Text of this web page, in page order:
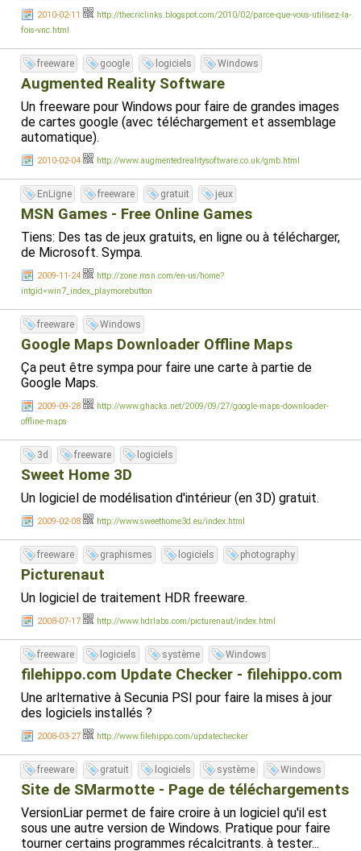
2010-02-11
http://thecriclinks.blogspot.com/2010/02/parce-que-vous-utilisez-la-
fois-vnc.html
freeware google logiciels Windows
Augmented Reality Software
Un freeware pour Windows pour faire de grandes images
de cartes google (avec téléchargement et assemblage
automatique).
2010-02-04 http://www.augmentedrealitysoftware.co.uk/gmb.html
EnLigne freeware gratuit jeux
MSN Games - Free Online Games
Tiens: Des tas de jeux gratuits, en ligne ou à télécharger,
de Microsoft. Sympa.
2009-11-24
http://zone.msn.com/en-us/home?
intgid=win7_index_playmorebutton
freeware Windows
Google Maps Downloader Offline Maps
Ça peut être sympa pour faire une carte à partie de
Google Maps.
2009-09-28
http://www.ghacks.net/2009/09/27/google-maps-downloader-
offline-maps
3d freeware logiciels
Sweet Home 3D
Un logiciel de modélisation d'intérieur (en 3D) gratuit.
2009-02-08 http://www.sweethome3d.eu/index.html
freeware graphismes logiciels photography
Picturenaut
Un logiciel de traitement HDR freeware.
2008-07-17 http://www.hdrlabs.com/picturenaut/index.html
freeware logiciels système Windows
filehippo.com Update Checker - filehippo.com
Une arlternative à Secunia PSI pour faire la mises à jour
des logiciels installés ?
2008-03-27 http://www.filehippo.com/updatechecker
freeware gratuit logiciels système Windows
Site de SMarmotte - Page de téléchargements
VersionLiar permet de faire croire à un logiciel qu'il est
sous une autre version de Windows. Pratique pour faire
tourner certains programmes récalcitrants. à tester...